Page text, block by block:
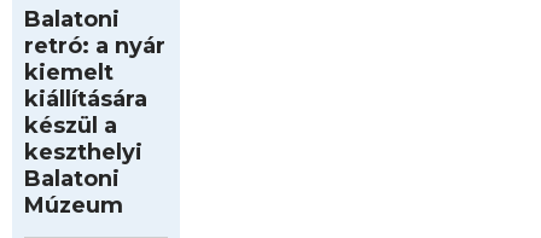
Balatoni
retró: a nyár
kiemelt
kiállítására
készül a
keszthelyi
Balatoni
Múzeum